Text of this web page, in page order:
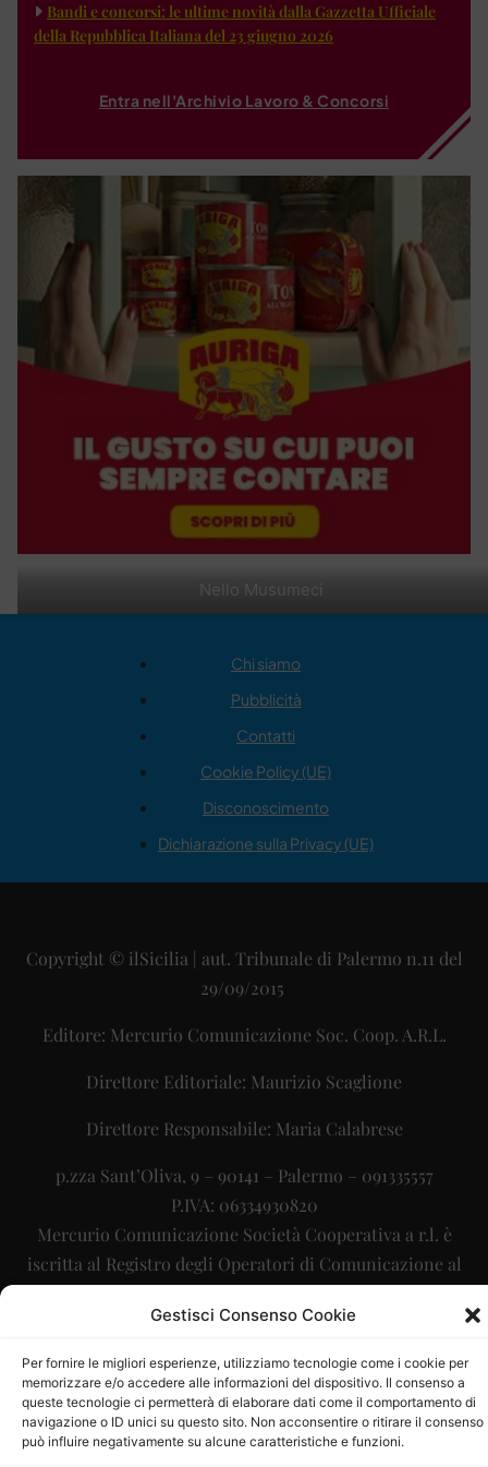
Gestisci Consenso Cookie
Per fornire le migliori esperienze, utilizziamo tecnologie come i cookie per
memorizzare e/o accedere alle informazioni del dispositivo. Il consenso a
queste tecnologie ci permetterà di elaborare dati come il comportamento di
navigazione o ID unici su questo sito. Non acconsentire o ritirare il consenso
può influire negativamente su alcune caratteristiche e funzioni.
Nello Musumeci
Bandi e concorsi: le ultime novità dalla Gazzetta Ufficiale
della Repubblica Italiana del 23 giugno 2026
Entra nell'Archivio Lavoro & Concorsi
Chi siamo
Pubblicità
Contatti
Cookie Policy (UE)
Disconoscimento
Dichiarazione sulla Privacy (UE)
Copyright © ilSicilia | aut. Tribunale di Palermo n.11 del
29/09/2015
Editore: Mercurio Comunicazione Soc. Coop. A.R.L.
Direttore Editoriale: Maurizio Scaglione
Direttore Responsabile: Maria Calabrese
p.zza Sant’Oliva, 9 – 90141 – Palermo – 091335557
P.IVA: 06334930820
Mercurio Comunicazione Società Cooperativa a r.l. è
iscritta al Registro degli Operatori di Comunicazione al